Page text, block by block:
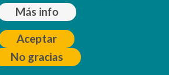
Rates Cycling
Holidays
Más info
Aceptar
No gracias